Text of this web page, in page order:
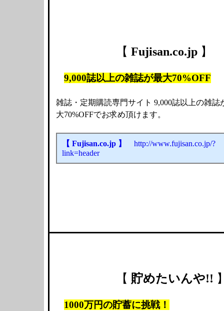
【 Fujisan.co.jp】
9,000誌以上の雑誌が最大70%OFF
雑誌・定期購読専門サイト 9,000誌以上の雑誌
大70%OFFでお求め頂けます。
【 Fujisan.co.jp 】
http://www.fujisan.co.jp/?
link=header
【 貯めたいんや!!
1000万円の貯蓄に挑戦！